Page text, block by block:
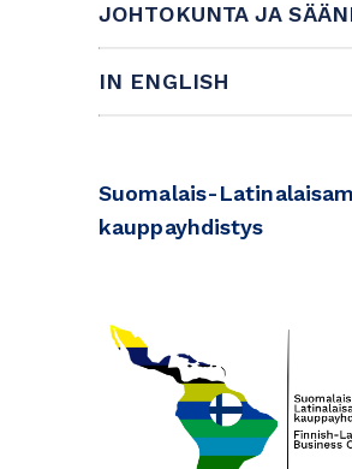
JOHTOKUNTA JA
IN ENGLISH
Suomalais-
kauppayhdistys